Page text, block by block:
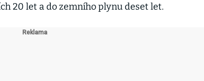
20 let a do zemního plynu deset let.